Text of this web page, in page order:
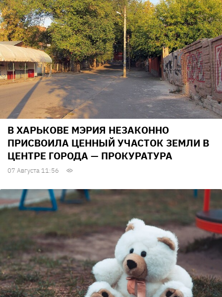
В ХАРЬКОВЕ МЭРИЯ НЕЗАКОННО
ПРИСВОИЛА ЦЕННЫЙ УЧАСТОК ЗЕМЛИ В
ЦЕНТРЕ ГОРОДА — ПРОКУРАТУРА
07 Августа 11:56